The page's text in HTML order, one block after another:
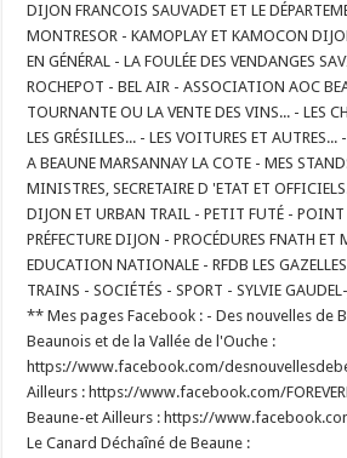
DIJON FRANCOIS SAUVADET ET LE
MONTRESOR - KAMOPLAY ET KAMOCON
EN GÉNÉRAL - LA FOULÉE DES VENDANGES
ROCHEPOT - BEL AIR - ASSOCIATION AOC
TOURNANTE OU LA VENTE DES VINS... - LES
LES GRÉSILLES... - LES VOITURES ET
A BEAUNE MARSANNAY LA COTE - MES
MINISTRES, SECRETAIRE D 'ETAT ET
DIJON ET URBAN TRAIL - PETIT FUTÉ - POINT
PRÉFECTURE DIJON - PROCÉDURES FNATH ET
EDUCATION NATIONALE - RFDB LES
TRAINS - SOCIÉTÉS - SPORT - SYLVIE
** Mes pages Facebook : - Des nouvelles de
Beaunois et de la Vallée de l'Ouche :
https://www.facebook.com/
Ailleurs : https://www.facebook.com/
Beaune-et Ailleurs : https://
Le Canard Déchaîné de Beaune :